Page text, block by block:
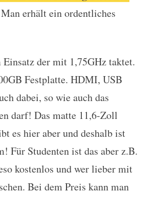
E135 für nur 299,90€
erhält ein ordentliches
der mit 1,75GHz taktet.
Festplatte. HDMI, USB
dabei, so wie auch das
darf! Das matte 11,6-Zoll
es hier aber und deshalb ist
Für Studenten ist das aber z.B.
kostenlos und wer lieber mit
Bei dem Preis kann man